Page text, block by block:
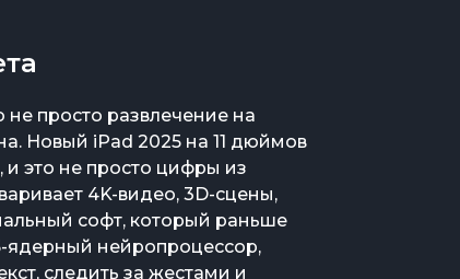
просто развлечение на
Новый iPad 2025 на 11 дюймов
и это не просто цифры из
4K-видео, 3D-сцены,
софт, который раньше
ядерный нейропроцессор,
следить за жестами и